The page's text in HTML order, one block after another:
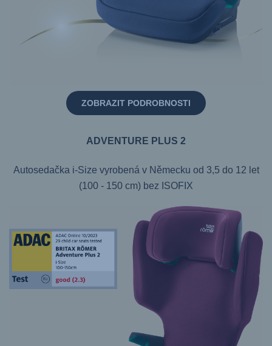
ZOBRAZIT PODROBNOSTI
ADVENTURE PLUS 2
Autosedačka i-Size vyrobená v Německu od 3,5 do 12 let
(100 - 150 cm) bez ISOFIX